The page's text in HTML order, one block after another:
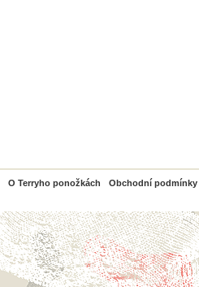
O Terryho ponožkách Obchodní podmínky
PayPal